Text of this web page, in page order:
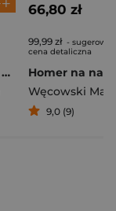
Pierogi z kimchi. Moje ulubione azjatyckie przepisy
66,80 zł
99,99 zł -
cena detaliczna
Węcowski
9,0 (9)